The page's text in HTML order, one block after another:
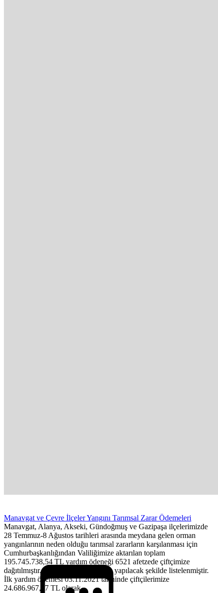
Manavgat ve Çevre İlçeler Yangını Tarımsal Zarar Ödemeleri
Manavgat, Alanya, Akseki, Gündoğmuş ve Gazipaşa ilçelerimizde
28 Temmuz-8 Ağustos tarihleri arasında meydana gelen orman
yangınlarının neden olduğu tarımsal zararların karşılanması için
Cumhurbaşkanlığından Valiliğimize aktarılan toplam
195.745.738,54 TL yardım ödeneği 6521 afetzede çiftçimize
dağıtılmıştır. Bu ödemeler 2 seferde yapılacak şekilde listelenmiştir.
İlk yardım ödemesi 03.11.2021 tarihinde çiftçilerimize
24.686.967,27 TL olarak...